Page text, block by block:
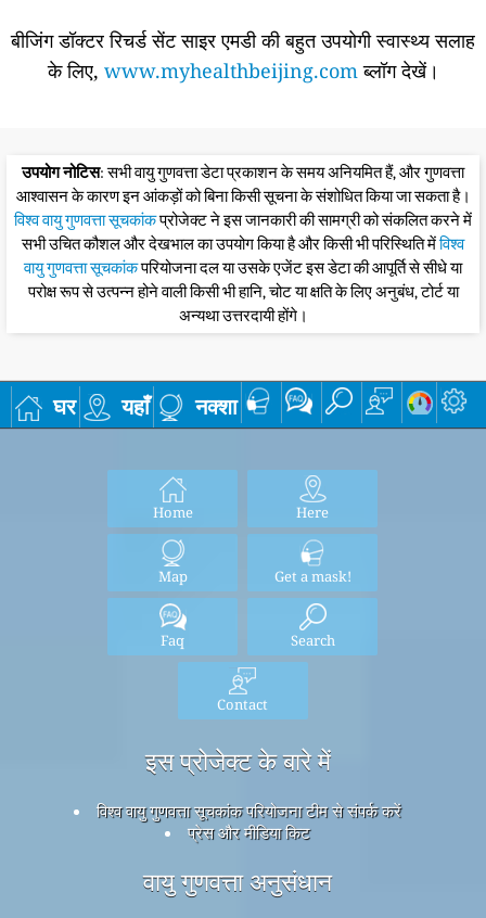
बीजिंग डॉक्टर रिचर्ड सेंट साइर एमडी की बहुत उपयोगी स्वास्थ्य सलाह
के लिए, www.myhealthbeijing.comब्लॉग देखें।
उपयोग नोटिस: सभी वायु गुणवत्ता डेटा प्रकाशन के समय अनियमित हैं, और गुणवत्ता
आश्वासन के कारण इन आंकड़ों को बिना किसी सूचना के संशोधित किया जा सकता है।
विश्व वायु गुणवत्ता सूचकांकप्रोजेक्ट ने इस जानकारी की सामग्री को संकलित करने में
सभी उचित कौशल और देखभाल का उपयोग किया है और किसी भी परिस्थिति मेंविश्व
वायु गुणवत्ता सूचकांकपरियोजना दल या उसके एजेंट इस डेटा की आपूर्ति से सीधे या
परोक्ष रूप से उत्पन्न होने वाली किसी भी हानि, चोट या क्षति के लिए अनुबंध, टोर्ट या
अन्यथा उत्तरदायी होंगे।
घर यहाँ नक्शा
Home Here
Map Get a mask!
Faq Search
Contact
इस प्रोजेक्ट के बारे में
विश्व वायु गुणवत्ता सूचकांक परियोजना टीम से संपर्क करें
प्रेस और मीडिया किट
वायु गुणवत्ता अनुसंधान